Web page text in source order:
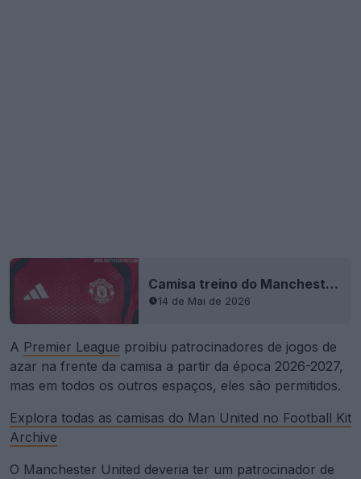
Camisa treino do Manchester United 2026-2027 vazou
14 de Mai de 2026
A Premier League proibiu patrocinadores de jogos de
azar na frente da camisa a partir da época 2026-2027,
mas em todos os outros espaços, eles são permitidos.
Explora todas as camisas do Man United no Football Kit
Archive
O Manchester United deveria ter um patrocinador de